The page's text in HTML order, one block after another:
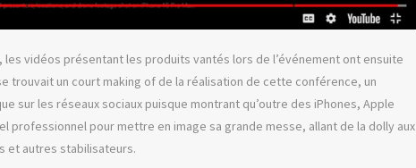
les vidéos présentant les produits vantés lors de l’événement ont ensuite
trouvait un court making of de la réalisation de cette conférence, un
sur les réseaux sociaux puisque montrant qu’outre des iPhones, Apple
professionnel pour mettre en image sa grande messe, allant de la dolly aux
et autres stabilisateurs.